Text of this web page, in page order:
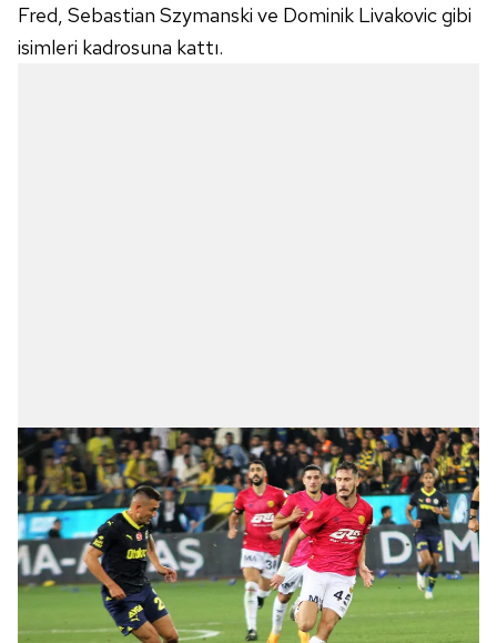
Fred, Sebastian Szymanski ve Dominik Livakovic gibi
isimleri kadrosuna kattı.